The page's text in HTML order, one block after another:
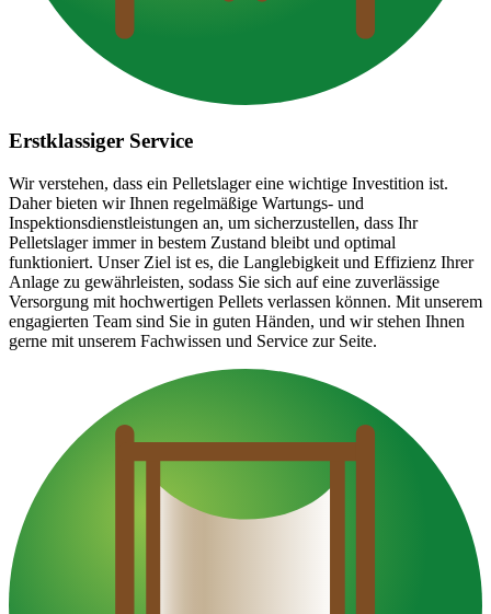
Erstklassiger Service
Wir verstehen, dass ein Pelletslager eine wichtige Investition ist.
Daher bieten wir Ihnen regelmäßige Wartungs- und
Inspektionsdienstleistungen an, um sicherzustellen, dass Ihr
Pelletslager immer in bestem Zustand bleibt und optimal
funktioniert. Unser Ziel ist es, die Langlebigkeit und Effizienz Ihrer
Anlage zu gewährleisten, sodass Sie sich auf eine zuverlässige
Versorgung mit hochwertigen Pellets verlassen können. Mit unserem
engagierten Team sind Sie in guten Händen, und wir stehen Ihnen
gerne mit unserem Fachwissen und Service zur Seite.